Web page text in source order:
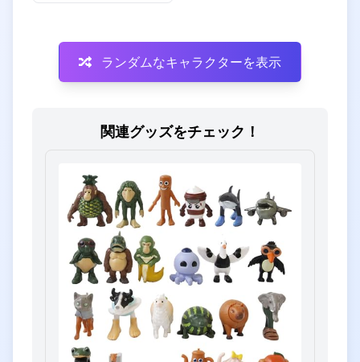
ランダムなキャラクターを表示
関連グッズをチェック！